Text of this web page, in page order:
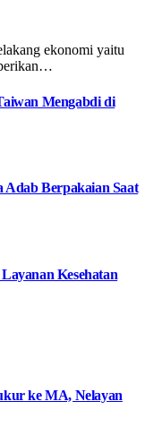
ekonomi yaitu
Mengabdi di
Berpakaian Saat
Kesehatan
ke MA, Nelayan